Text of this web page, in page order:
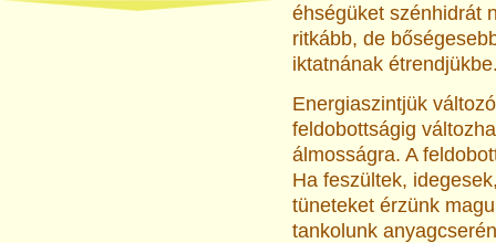
éhségüket szénhidrát
ritkább, de
iktatnának
Energiaszintjük
feldobottságig
álmosságra. A
Ha feszültek,
tüneteket érzünk
tankolunk